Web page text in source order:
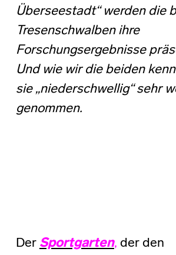
Überseestadt“ werden die
Tresenschwalben ihre
Forschungsergebnisse
Und wie wir die beiden
sie „niederschwellig“ sehr
genommen.
Der Sportgarten, der den